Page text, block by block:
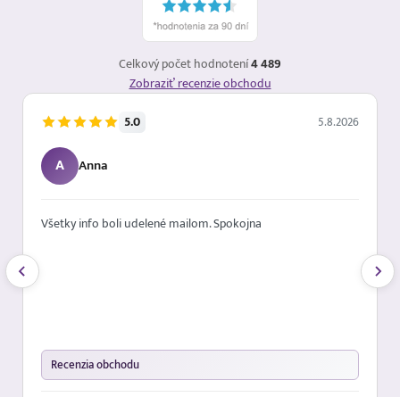
Celkový počet hodnotení4 489
Zobraziť recenzie obchodu
5.0 5.8.2026
A Anna
Všetky info boli udelené mailom. Spokojna
Recenzia obchodu